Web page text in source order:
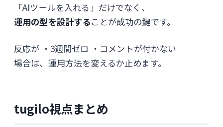
「AIツールを入れる」だけでなく、
運用の型を設計することが成功の鍵です。
反応が ・3週間ゼロ ・コメントが付かない
場合は、運用方法を変えるか止めます。
tugilo視点まとめ